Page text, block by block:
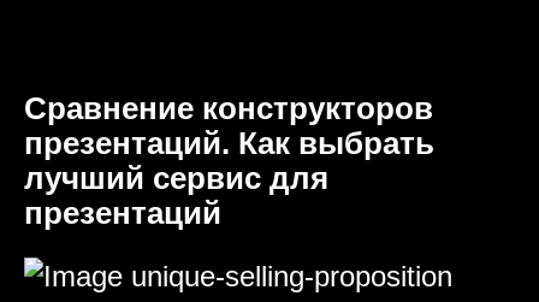
Сравнение конструкторов
презентаций. Как выбрать
лучший сервис для
презентаций